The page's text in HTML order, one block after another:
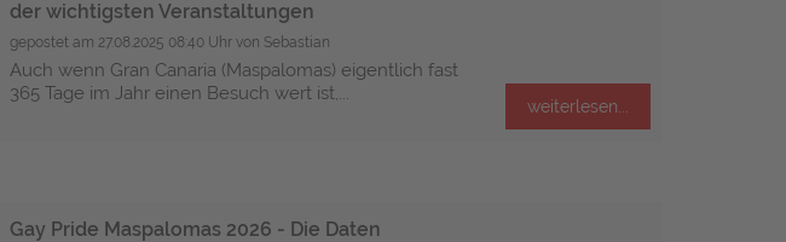
der wichtigsten Veranstaltungen
gepostet am 27.08.2025 08:40 Uhr von Sebastian
Auch wenn Gran Canaria (Maspalomas) eigentlich fast
365 Tage im Jahr einen Besuch wert ist,...
weiterlesen...
Gay Pride Maspalomas 2026 - Die Daten